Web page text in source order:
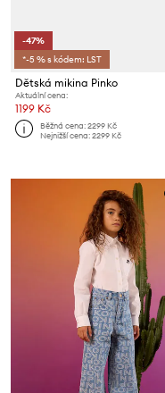
-47%
*-5 % s kódem: LST
Dětská mikina Pinko
Aktuální cena:
1199 Kč
Běžná cena:2299 Kč
Nejnižší cena:2299 Kč